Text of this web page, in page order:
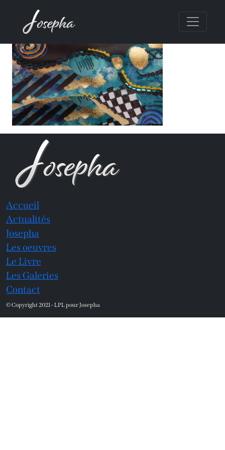
Accueil
Actualités
Josepha
Les oeuvres
Le Livre
Les Galeries
Contact
© Copyright 2021 - LPL pour Josepha